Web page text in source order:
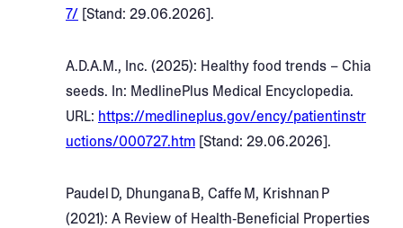
7/ [Stand: 29.06.2026].
A.D.A.M., Inc. (2025): Healthy food trends – Chia
seeds. In: MedlinePlus Medical Encyclopedia.
URL: https://medlineplus.gov/ency/patientinstr
uctions/000727.htm [Stand: 29.06.2026].
Paudel D, Dhungana B, Caffe M, Krishnan P
(2021): A Review of Health‑Beneficial Properties